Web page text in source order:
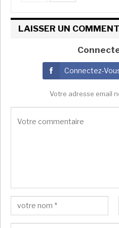
Alexandra Brangeon
Selon le médecin, la
membres des familles des
les FSR demandant des
les libérer.»
LAISSER UN
Connectez-
Votre adresse email